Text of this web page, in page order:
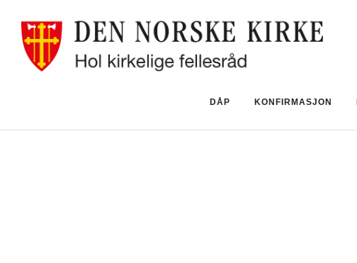
DÅP KONFIRMASJON